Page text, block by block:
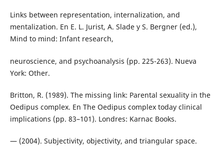
Links between representation, internalization, and
mentalization. En E. L. Jurist, A. Slade y S. Bergner (ed.),
Mind to mind: Infant research,
neuroscience, and psychoanalysis (pp. 225-263). Nueva
York: Other.
Britton, R. (1989). The missing link: Parental sexuality in the
Oedipus complex. En The Oedipus complex today clinical
implications (pp. 83–101). Londres: Karnac Books.
— (2004). Subjectivity, objectivity, and triangular space.